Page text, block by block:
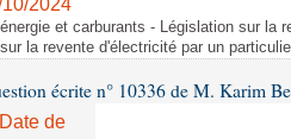
2024
énergie et carburants - Législation sur la
sur la revente d'électricité par un
écrite n° 10336 de M. Karim
Date de